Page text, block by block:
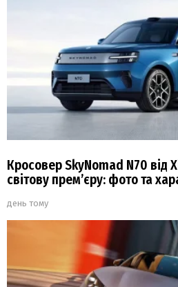
Кросовер SkyNomad N70 від
світову прем’єру: фото та
день тому